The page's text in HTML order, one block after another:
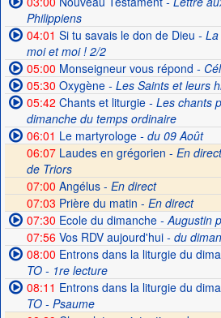
Philippiens
04:01 Si tu savais le don de Dieu -
moi et moi ! 2/2
05:00 Monseigneur vous répond -
05:30 Oxygène- Les Saints et leurs
05:42 Chants et liturgie- Les chants
dimanche du temps ordinaire
06:01 Le martyrologe- du 09 Août
06:07Laudes en grégorien - En
de Triors
07:00 Angélus - En direct
07:03 Prière du matin - En direct
07:30 Ecole du dimanche- Augustin
07:56Vos RDV aujourd'hui- du
08:00 Entrons dans la liturgie du
TO - 1re lecture
08:11 Entrons dans la liturgie du
TO - Psaume